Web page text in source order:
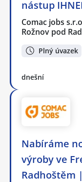
nástup
Comac jobs
Rožnov pod
Plný úvazek
dnešní
Nabíráme
výroby ve
Radhoštěm